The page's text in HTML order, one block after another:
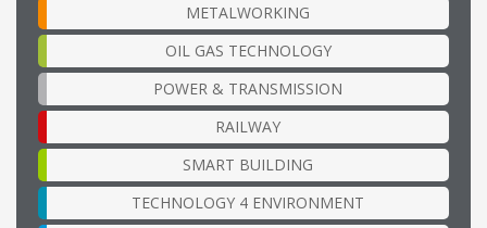
METALWORKING
OIL GAS TECHNOLOGY
POWER & TRANSMISSION
RAILWAY
SMART BUILDING
TECHNOLOGY 4 ENVIRONMENT